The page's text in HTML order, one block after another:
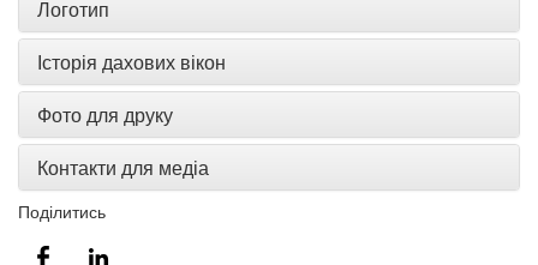
Логотип
Історія дахових вікон
Фото для друку
Контакти для медіа
Поділитись